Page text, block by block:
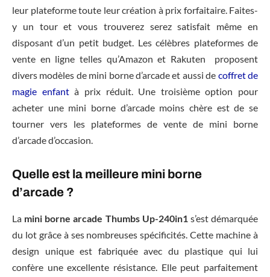
leur plateforme toute leur création à prix forfaitaire. Faites-
y un tour et vous trouverez serez satisfait même en
disposant d’un petit budget. Les célèbres plateformes de
vente en ligne telles qu’Amazon et Rakuten proposent
divers modèles de mini borne d’arcade et aussi de coffret de
magie enfantà prix réduit. Une troisième option pour
acheter une mini borne d’arcade moins chère est de se
tourner vers les plateformes de vente de mini borne
d’arcade d’occasion.
Quelle est la meilleure mini borne
d’arcade ?
La mini borne arcade Thumbs Up-240in1s’est démarquée
du lot grâce à ses nombreuses spécificités. Cette machine à
design unique est fabriquée avec du plastique qui lui
confère une excellente résistance. Elle peut parfaitement